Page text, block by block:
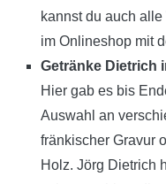
kannst du auch
im Onlineshop mit
Getränke Dietrich
Hier gab es bis
Auswahl an
fränkischer Gravur
Holz. Jörg Dietrich